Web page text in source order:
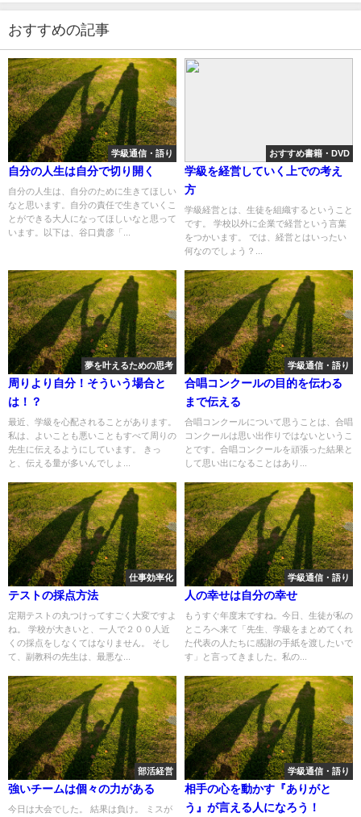
おすすめの記事
学級通信・語り
自分の人生は自分で切り開く
自分の人生は、自分のために生きてほしい
なと思います。自分の責任で生きていくこ
とができる大人になってほしいなと思って
います。以下は、谷口貴彦「...
おすすめ書籍・DVD
学級を経営していく上での考え
方
学級経営とは、生徒を組織するということ
です。 学校以外に企業で経営という言葉
をつかいます。 では、経営とはいったい
何なのでしょう？...
夢を叶えるための思考
周りより自分！そういう場合と
は！？
最近、学級を心配されることがあります。
私は、よいことも悪いこともすべて周りの
先生に伝えるようにしています。 きっ
と、伝える量が多いんでしょ...
学級通信・語り
合唱コンクールの目的を伝わる
まで伝える
合唱コンクールについて思うことは、合唱
コンクールは思い出作りではないというこ
とです。合唱コンクールを頑張った結果と
して思い出になることはあり...
仕事効率化
テストの採点方法
定期テストの丸つけってすごく大変ですよ
ね。 学校が大きいと、一人で２００人近
くの採点をしなくてはなりません。 そし
て、副教科の先生は、最悪な...
学級通信・語り
人の幸せは自分の幸せ
もうすぐ年度末ですね。今日、生徒が私の
ところへ来て「先生、学級をまとめてくれ
た代表の人たちに感謝の手紙を渡したいで
す」と言ってきました。私の...
部活経営
強いチームは個々の力がある
今日は大会でした。 結果は負け。 ミスが
学級通信・語り
相手の心を動かす『ありがと
う』が言える人になろう！